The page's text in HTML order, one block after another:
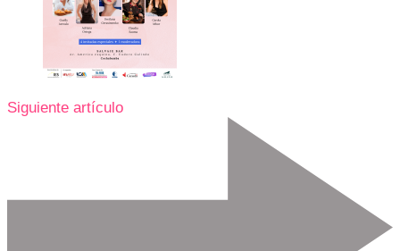
Siguiente artículo